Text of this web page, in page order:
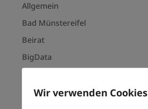
Allgemein
Bad Münstereifel
Beirat
BigData
City Outlet
Wir verwenden Cookies